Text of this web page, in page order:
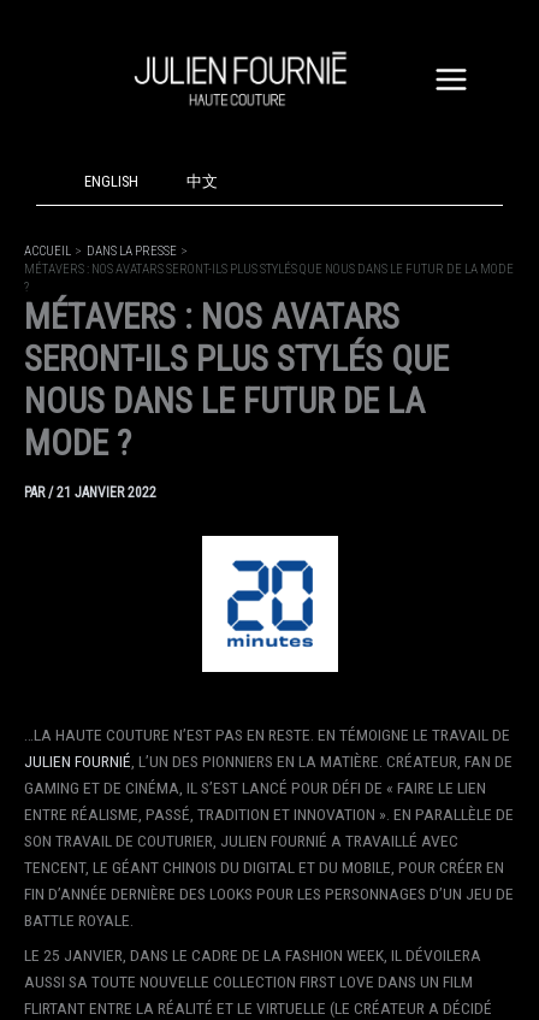
ENGLISH 中文
ACCUEIL
DANS LA PRESSE
MÉTAVERS : NOS AVATARS SERONT-ILS PLUS STYLÉS QUE NOUS DANS LE FUTUR DE LA MODE
?
MÉTAVERS : NOS AVATARS
SERONT-ILS PLUS STYLÉS QUE
NOUS DANS LE FUTUR DE LA
MODE ?
PAR/21 JANVIER 2022
…LA HAUTE COUTURE N’EST PAS EN RESTE. EN TÉMOIGNE LE TRAVAIL DE
JULIEN FOURNIÉ, L’UN DES PIONNIERS EN LA MATIÈRE. CRÉATEUR, FAN DE
GAMING ET DE CINÉMA, IL S’EST LANCÉ POUR DÉFI DE « FAIRE LE LIEN
ENTRE RÉALISME, PASSÉ, TRADITION ET INNOVATION ». EN PARALLÈLE DE
SON TRAVAIL DE COUTURIER, JULIEN FOURNIÉ A TRAVAILLÉ AVEC
TENCENT, LE GÉANT CHINOIS DU DIGITAL ET DU MOBILE, POUR CRÉER EN
FIN D’ANNÉE DERNIÈRE DES LOOKS POUR LES PERSONNAGES D’UN JEU DE
BATTLE ROYALE.
LE 25 JANVIER, DANS LE CADRE DE LA FASHION WEEK, IL DÉVOILERA
AUSSI SA TOUTE NOUVELLE COLLECTION FIRST LOVE DANS UN FILM
FLIRTANT ENTRE LA RÉALITÉ ET LE VIRTUELLE (LE CRÉATEUR A DÉCIDÉ